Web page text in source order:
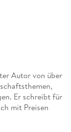
Autor von über
Er schreibt für
mit Preisen